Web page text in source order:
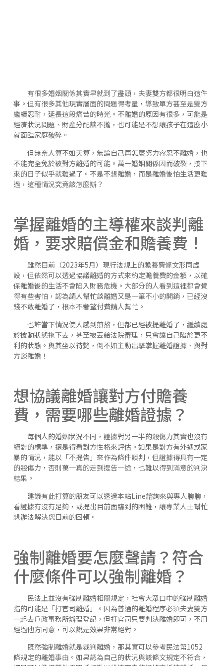
有很多婚姻關係其實早就到了盡頭，夫妻雙方都很明白這件
事。但有很多其他現實層面的問題得考量，導致單方甚至是雙方
繼續忍耐，延長這段痛苦的時光。不離婚的原因有很多，可能是
經濟狀況問題、財產分配談不攏，也可能是不想讓孩子在這麼小
就面臨家庭破碎。
但無奈人算不如天算，無論自己再怎麼努力容忍不離婚，也
不能完全免於被對方離婚的可能。萬一婚姻關係因而破裂，接下
來的日子似乎就難過了。不是不想離婚，而是離婚後怕生活更難
過，這種情況究竟該怎麼辦？
掌握離婚的主導權來談判離
婚，要求賠償金和贍養費！
雖然目前（2023年5月）現行法規上的贍養費條文形同虛
設，但依然可以透過協議離婚的方式來約定贍養費的金額，以確
保離婚後的生活不會陷入財務危機。大部分的人看到這裡都會覺
得有些害怕，認為請人幫忙談離婚又是一筆不小的開銷，已經沒
錢不敢離婚了，根本不奢望付費請人幫忙。
也許當下情況使人感到煎熬，但都已經被提離婚了，繼續處
於被動狀態拖下去，甚至被丟給法院審理，只會讓自己陷於更不
利的狀態。與其坐以待斃，倒不如主動出擊掌握離婚證據、與對
方談離婚！
想協議離婚讓對方付贍養
費，需要哪些離婚證據？
每個人的婚姻狀況不同，證據對另一半的殺傷力其實也沒有
絕對的標準，還是得看對方性格來評估。如果是對方有外遇或家
暴的情況，能以「不提告」來作為條件談判，但證據得具有一定
的殺傷力，否則萬一真的走到提告一途，也難以得到滿意的判決
結果。
建議有此打算的朋友可以透過本站Line諮詢來與專人聊聊，
看證據有沒有足夠，或提出目前面臨到的困難，讓專業人士幫忙
想辦法解決您目前的困頓。
強制離婚要怎麼聲請？符合
什麼條件可以強制離婚？
民法上並沒有強制離婚相關規定，社會大眾口中的強制離婚
指的可能是「打官司離婚」。因為普通的離婚程序必須夫妻雙方
一起去戶政事務所辦理登記，但打官司只要判決離婚即可，不用
經過他方同意，可以說是效果非常絕對。
既然強制離婚就是裁判離婚，那其實可以參考民法第1052
條規定的離婚事由。如果認為自己的狀況與該條文規定不符合，